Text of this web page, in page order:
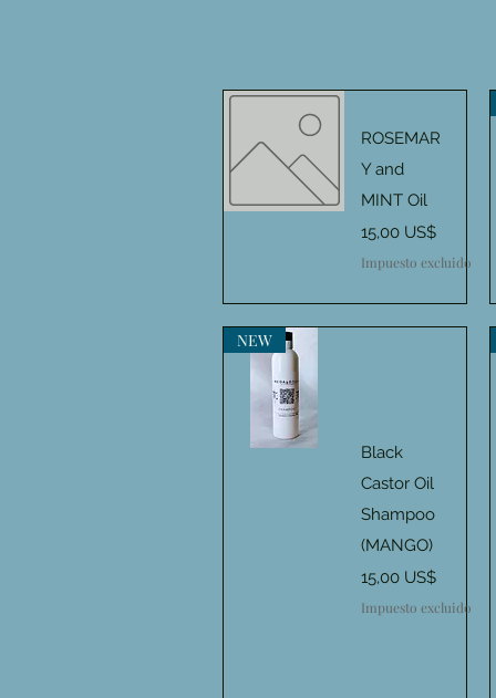
ROSEMAR
Y and
MINT Oil
Precio
15,00 US$
Impuesto excluido
NEW
Black
Castor Oil
Shampoo
(MANGO)
Precio
15,00 US$
Impuesto excluido